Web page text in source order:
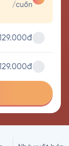
/cuốn